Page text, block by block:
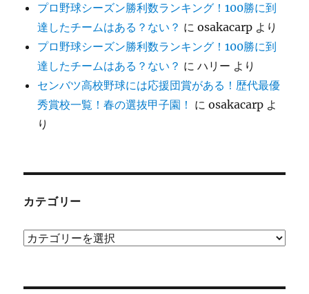
プロ野球シーズン勝利数ランキング！100勝に到
達したチームはある？ない？ にosakacarp より
プロ野球シーズン勝利数ランキング！100勝に到
達したチームはある？ない？ にハリー より
センバツ高校野球には応援団賞がある！歴代最優
秀賞校一覧！春の選抜甲子園！ にosakacarp よ
り
カテゴリー
カ